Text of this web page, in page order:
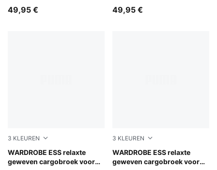
49,95 € 49,95 €
3 KLEUREN
WARDROBE ESS relaxte
geweven cargobroek voor
Mouse Gray
3 KLEUREN
WARDROBE ESS relaxte
geweven cargobroek voor
Puma Black